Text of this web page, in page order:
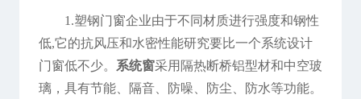
1.塑钢门窗企业由于不同材质进行强度和钢性
低,它的抗风压和水密性能研究要比一个系统设计
门窗低不少。
系统窗采用隔热断桥铝型材和中空玻
璃，具有节能、隔音、防噪、防尘、防水等功能。